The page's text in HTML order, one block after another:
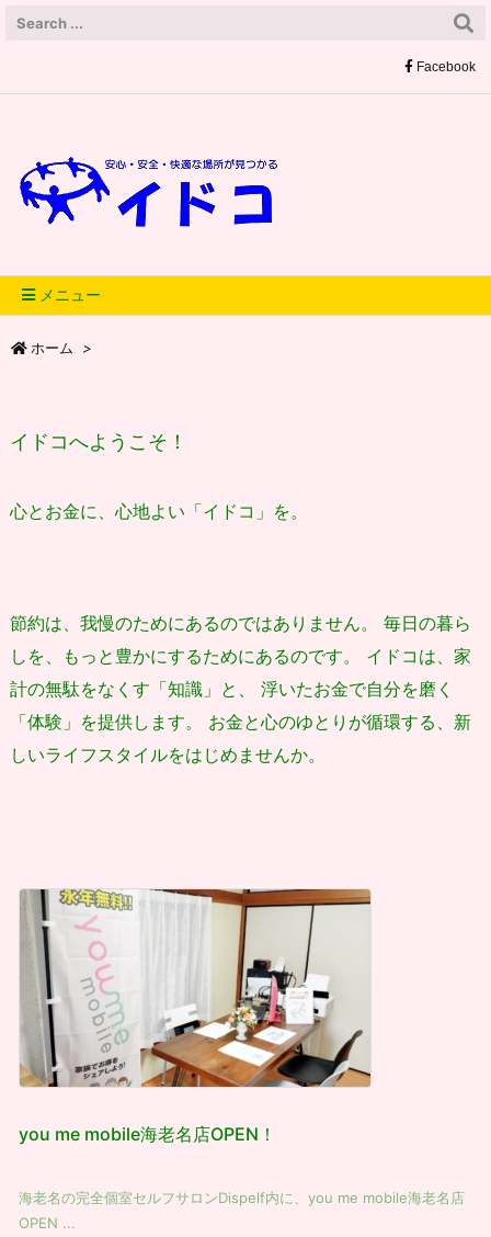
メニュー
Facebook
ホーム >
イドコへようこそ！
心とお金に、心地よい「イドコ」を。
節約は、我慢のためにあるのではありません。 毎日の暮ら
しを、もっと豊かにするためにあるのです。 イドコは、家
計の無駄をなくす「知識」と、 浮いたお金で自分を磨く
「体験」を提供します。 お金と心のゆとりが循環する、新
しいライフスタイルをはじめませんか。
you me mobile海老名店OPEN！
海老名の完全個室セルフサロンDispelf内に、you me mobile海老名店
OPEN ...